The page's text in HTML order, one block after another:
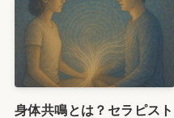
身体共鳴とは？セラピスト